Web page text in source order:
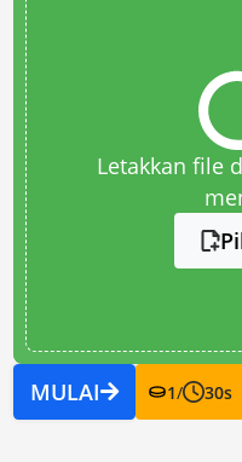
Letakkan file
MULAI 1/ 30s